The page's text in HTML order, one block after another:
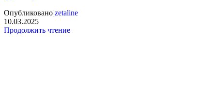
Опубликовано zetaline
10.03.2025
Продолжить чтение